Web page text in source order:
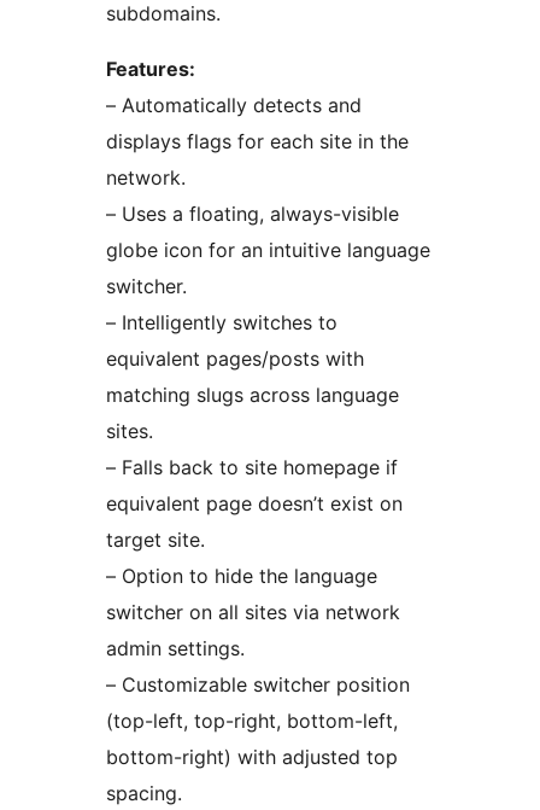
subdomains.
Features:
– Automatically detects and
displays flags for each site in the
network.
– Uses a floating, always-visible
globe icon for an intuitive language
switcher.
– Intelligently switches to
equivalent pages/posts with
matching slugs across language
sites.
– Falls back to site homepage if
equivalent page doesn’t exist on
target site.
– Option to hide the language
switcher on all sites via network
admin settings.
– Customizable switcher position
(top-left, top-right, bottom-left,
bottom-right) with adjusted top
spacing.